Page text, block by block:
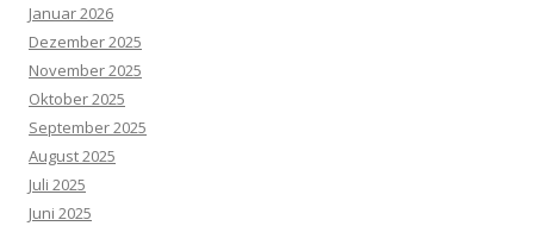
Januar 2026
Dezember 2025
November 2025
Oktober 2025
September 2025
August 2025
Juli 2025
Juni 2025